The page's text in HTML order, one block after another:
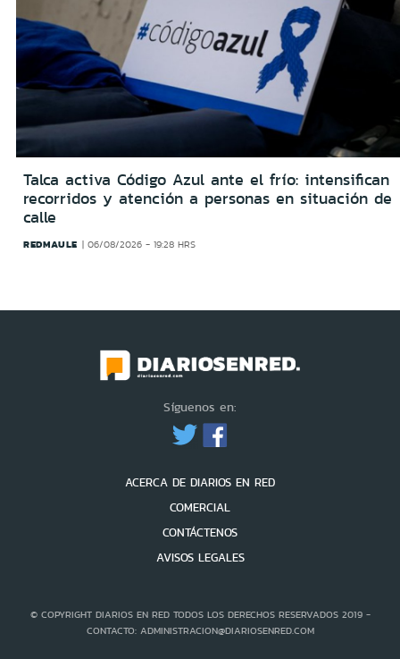
Talca activa Código Azul ante el frío: intensifican
recorridos y atención a personas en situación de
calle
REDMAULE 06/08/2026 - 19:28 HRS
Síguenos en:
ACERCA DE DIARIOS EN RED
COMERCIAL
CONTÁCTENOS
AVISOS LEGALES
© COPYRIGHT DIARIOS EN RED TODOS LOS DERECHOS RESERVADOS 2019 -
CONTACTO: ADMINISTRACION@DIARIOSENRED.COM